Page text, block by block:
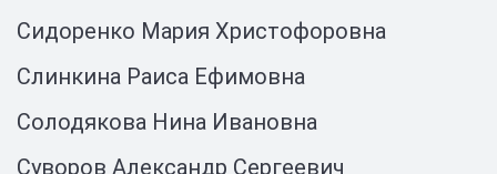
Сидоренко Мария Христофоровна
Слинкина Раиса Ефимовна
Солодякова Нина Ивановна
Суворов Александр Сергеевич